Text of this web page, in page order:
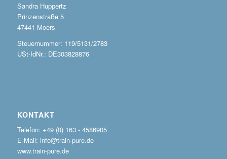
Sandra Huppertz
Prinzenstraße 5
47441 Moers
Steuernummer: 119/5131/2783
USt-IdNr.: DE303828876
KONTAKT
Telefon: +49 (0) 163 - 4586905
E-Mail: info@train-pure.de
www.train-pure.de